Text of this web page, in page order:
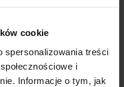
cookie
spersonalizowania treści
i
Informacje o tym, jak
dostępność